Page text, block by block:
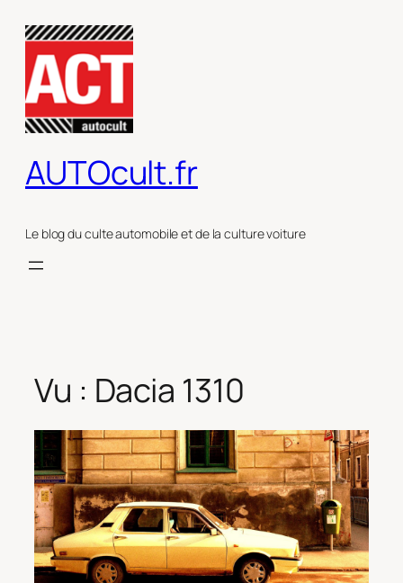
contenu
AUTOcult.fr
Le blog du culte automobile et de la culture voiture
Vu : Dacia 1310